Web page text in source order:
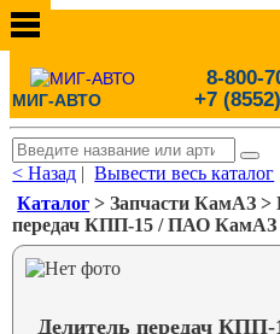
МИГ-АВТО
8-800-
+7
< Назад |Вывести весь каталог
Каталог > Запчасти КамАЗ >
передач КПП-15 / ПАО КамАЗ
Делитель передач